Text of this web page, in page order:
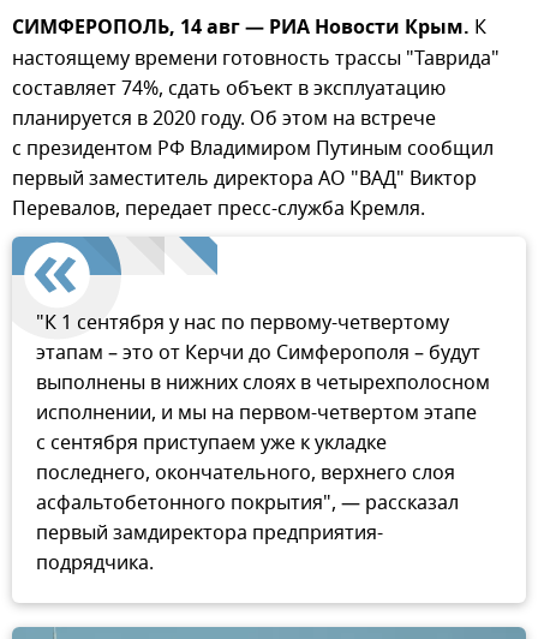
СИМФЕРОПОЛЬ, 14 авг — РИА Новости Крым. К
настоящему времени готовность трассы "Таврида"
составляет 74%, сдать объект в эксплуатацию
планируется в 2020 году. Об этом на встрече
с президентом РФ Владимиром Путиным сообщил
первый заместитель директора АО "ВАД" Виктор
Перевалов, передает пресс-служба Кремля.
"К 1 сентября у нас по первому-четвертому
этапам – это от Керчи до Симферополя – будут
выполнены в нижних слоях в четырехполосном
исполнении, и мы на первом-четвертом этапе
с сентября приступаем уже к укладке
последнего, окончательного, верхнего слоя
асфальтобетонного покрытия", — рассказал
первый замдиректора предприятия-
подрядчика.